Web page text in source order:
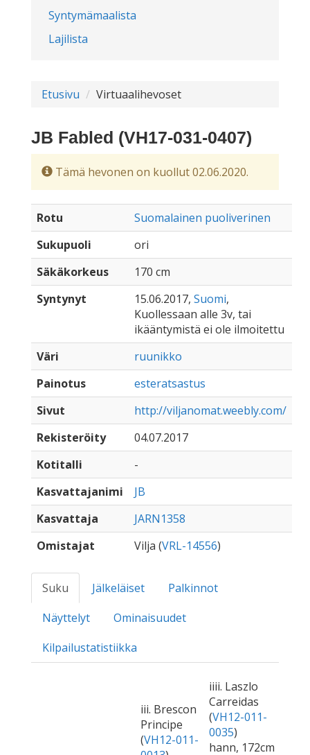
Syntymämaalista
Lajilista
Etusivu Virtuaalihevoset
JB Fabled (VH17-031-0407)
Tämä hevonen on kuollut 02.06.2020.
Rotu
Suomalainen puoliverinen
Sukupuoli
ori
Säkäkorkeus
170 cm
Syntynyt
15.06.2017, Suomi,
Kuollessaan alle 3v, tai
ikääntymistä ei ole ilmoitettu
Väri
ruunikko
Painotus
esteratsastus
Sivut
http://viljanomat.weebly.com/
Rekisteröity
04.07.2017
Kotitalli
-
Kasvattajanimi
JB
Kasvattaja
JARN1358
Omistajat
Vilja (VRL-14556)
Suku Jälkeläiset
Palkinnot
Näyttelyt
Ominaisuudet
Kilpailustatistiikka
iii. Brescon
Principe
(VH12-011-
iiii. Laszlo
Carreidas
(VH12-011-
0035)
hann, 172cm